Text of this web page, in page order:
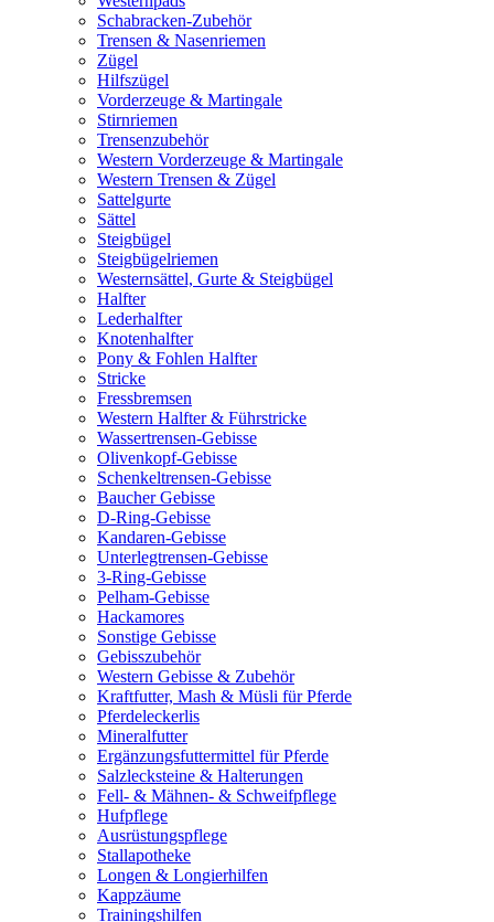
Schabracken-Zubehör
Trensen & Nasenriemen
Zügel
Hilfszügel
Vorderzeuge & Martingale
Stirnriemen
Trensenzubehör
Western Vorderzeuge & Martingale
Western Trensen & Zügel
Sattelgurte
Sättel
Steigbügel
Steigbügelriemen
Westernsättel, Gurte & Steigbügel
Halfter
Lederhalfter
Knotenhalfter
Pony & Fohlen Halfter
Stricke
Fressbremsen
Western Halfter & Führstricke
Wassertrensen-Gebisse
Olivenkopf-Gebisse
Schenkeltrensen-Gebisse
Baucher Gebisse
D-Ring-Gebisse
Kandaren-Gebisse
Unterlegtrensen-Gebisse
3-Ring-Gebisse
Pelham-Gebisse
Hackamores
Sonstige Gebisse
Gebisszubehör
Western Gebisse & Zubehör
Kraftfutter, Mash & Müsli für Pferde
Pferdeleckerlis
Mineralfutter
Ergänzungsfuttermittel für Pferde
Salzlecksteine & Halterungen
Fell- & Mähnen- & Schweifpflege
Hufpflege
Ausrüstungspflege
Stallapotheke
Longen & Longierhilfen
Kappzäume
Trainingshilfen